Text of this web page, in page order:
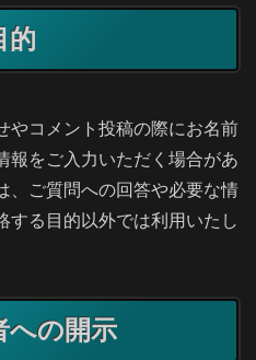
的
やコメント投稿の際にお名前
報をご入力いただく場合があ
、ご質問への回答や必要な情
する目的以外では利用いたし
への開示